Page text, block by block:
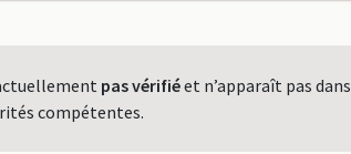
pas vérifiéet n’apparaît pas dans
compétentes.